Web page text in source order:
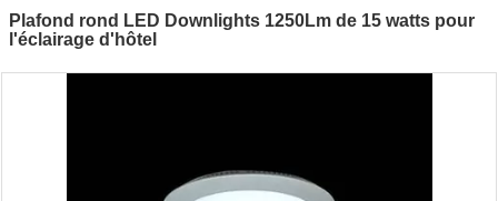
Plafond rond LED Downlights 1250Lm de 15 watts pour
l'éclairage d'hôtel